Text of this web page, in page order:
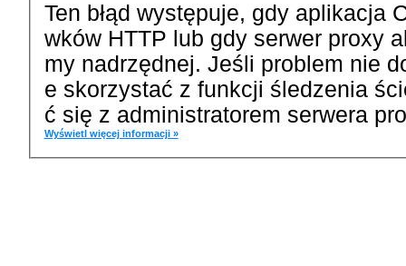
Ten błąd występuje, gdy aplikacja
wków HTTP lub gdy serwer proxy
my nadrzędnej. Jeśli problem nie
e skorzystać z funkcji śledzenia
ć się z administratorem serwera
Wyświetl więcej informacji »